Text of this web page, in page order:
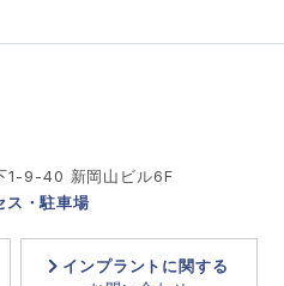
1-9-40 新岡山ビル6F
ス・駐車場
インプラントに関する